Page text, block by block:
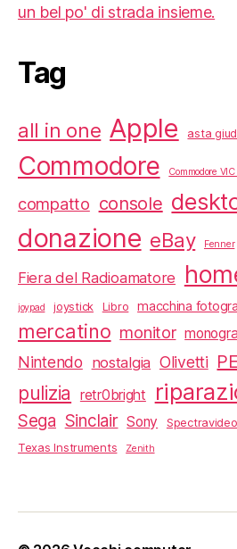
un bel po' di strada insieme.
Tag
all in one Apple asta
Commodore Commodore
compatto console
donazione eBay Fenner
Fiera del Radioamatore
joypad joystick Libro macchina
mercatino monitor
Nintendo nostalgia Olivetti
pulizia retr0bright
Sega Sinclair Sony Spectravideo
Texas Instruments Zenith